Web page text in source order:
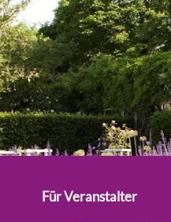
Für Veranstalter